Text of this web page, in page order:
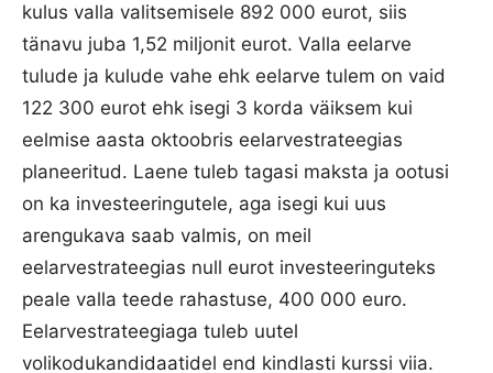
kulus valla valitsemisele 892 000 eurot, siis
tänavu juba 1,52 miljonit eurot. Valla eelarve
tulude ja kulude vahe ehk eelarve tulem on vaid
122 300 eurot ehk isegi 3 korda väiksem kui
eelmise aasta oktoobris eelarvestrateegias
planeeritud. Laene tuleb tagasi maksta ja ootusi
on ka investeeringutele, aga isegi kui uus
arengukava saab valmis, on meil
eelarvestrateegias null eurot investeeringuteks
peale valla teede rahastuse, 400 000 euro.
Eelarvestrateegiaga tuleb uutel
volikodukandidaatidel end kindlasti kurssi viia.